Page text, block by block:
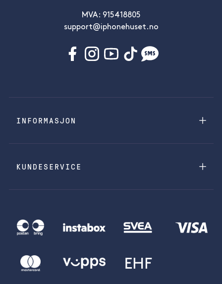
MVA: 915418805
support@iphonehuset.no
INFORMASJON
KUNDESERVICE